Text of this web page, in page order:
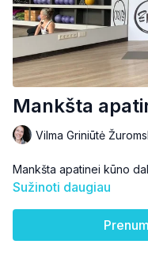
Mankšta
Vilma Griniūtė
Mankšta apatinei kūno
Sužinoti daugiau